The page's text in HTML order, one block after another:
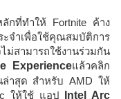
ลักที่ทำให้ Fortnite ค้าง
ะจำเพื่อใช้คุณสมบัติการ
ม่สามารถใช้งานร่วมกัน
Experienceแล้วคลิก
ล่าสุด สำหรับ AMD ให้
ให้ใช้ แอป
Intel Arc